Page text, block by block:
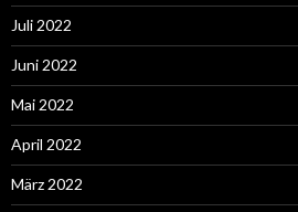
Juli 2022
Juni 2022
Mai 2022
April 2022
März 2022